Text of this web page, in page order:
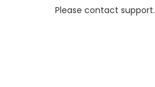
Please contact support.